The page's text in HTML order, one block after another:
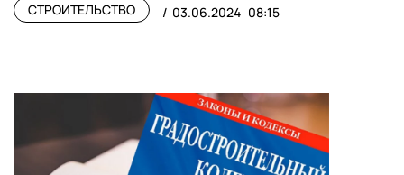
СТРОИТЕЛЬСТВО 03.06.2024 08:15